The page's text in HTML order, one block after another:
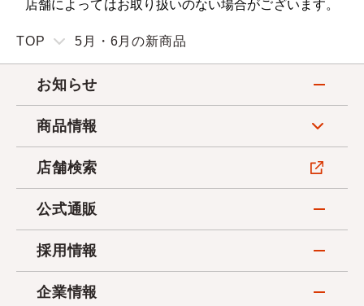
店舗によってはお取り扱いのない場合がございます。
TOP 5月・6月の新商品
お知らせ
商品情報
店舗検索
公式通販
採用情報
企業情報